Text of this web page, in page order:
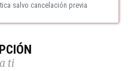
salvo cancelación previa
ti